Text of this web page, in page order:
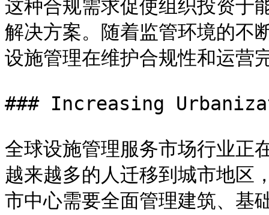
这种合规需求促使组织投资于
解决方案。随着监管环境的不
设施管理在维护合规性和运营
### Increasing
全球设施管理服务市场行业正
越来越多的人迁移到城市地区
市中心需要全面管理建筑、基